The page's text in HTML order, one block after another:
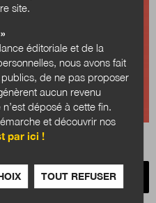
numérique : un chantier
site.
éditoriale et de la
nous avons fait
de ne pas proposer
aucun revenu
déposé à cette fin.
et découvrir nos
par ici !
TOUT REFUSER